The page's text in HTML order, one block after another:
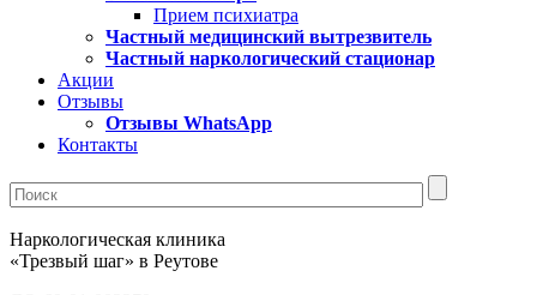
Прием психиатра
Частный медицинский вытрезвитель
Частный наркологический стационар
Акции
Отзывы
Отзывы WhatsApp
Контакты
Наркологическая клиника
«Трезвый шаг» в Реутове